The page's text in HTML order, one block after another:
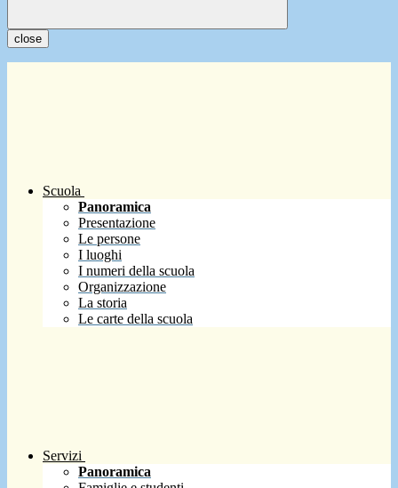
close
Scuola
Panoramica
Presentazione
Le persone
I luoghi
I numeri della scuola
Organizzazione
La storia
Le carte della scuola
Servizi
Panoramica